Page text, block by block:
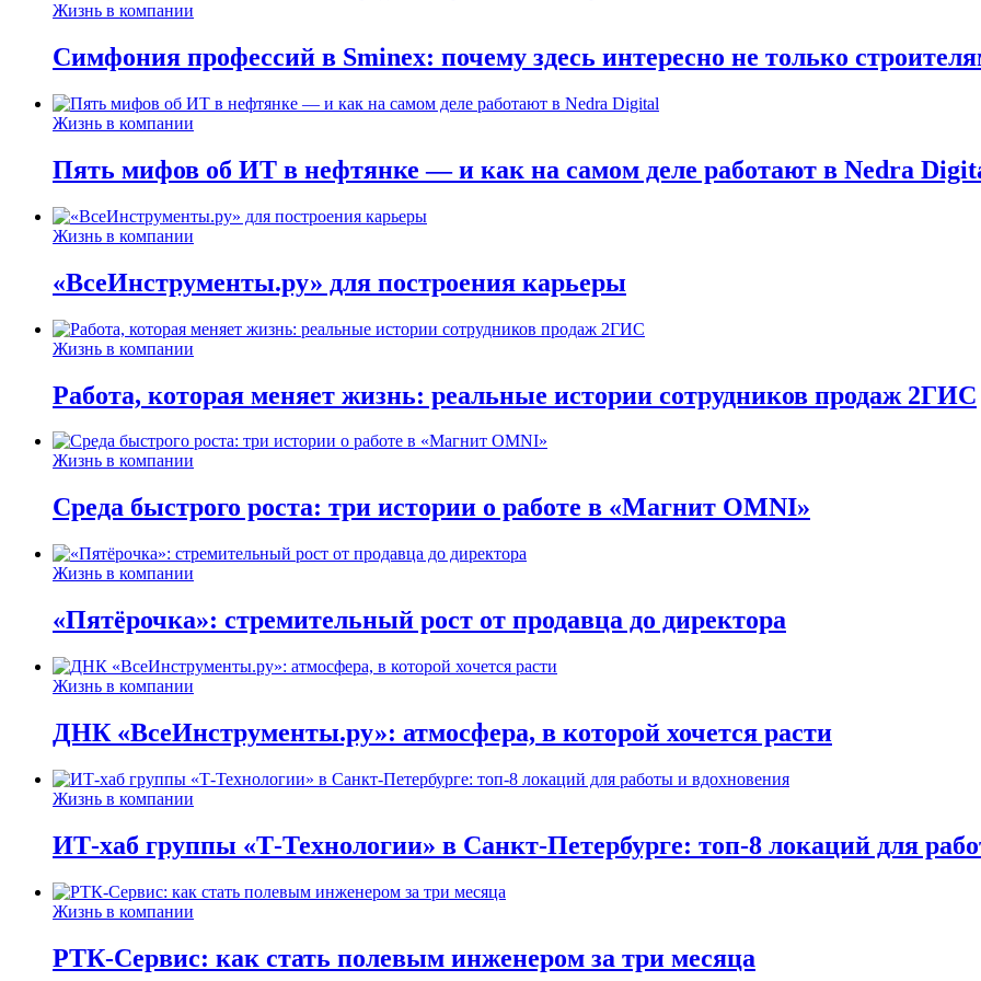
Жизнь в компании
Симфония профессий в Sminex: почему здесь интересно не только
Жизнь в компании
Пять мифов об ИТ в нефтянке — и как на самом деле работают в Nedra
Жизнь в компании
«ВсеИнструменты.ру» для построения карьеры
Жизнь в компании
Работа, которая меняет жизнь: реальные истории сотрудников продаж 2ГИС
Жизнь в компании
Среда быстрого роста: три истории о работе в «Магнит OMNI»
Жизнь в компании
«Пятёрочка»: стремительный рост от продавца до директора
Жизнь в компании
ДНК «ВсеИнструменты.ру»: атмосфера, в которой хочется расти
Жизнь в компании
ИТ-хаб группы «Т-Технологии» в Санкт-Петербурге: топ-8 локаций для
Жизнь в компании
РТК-Сервис: как стать полевым инженером за три месяца